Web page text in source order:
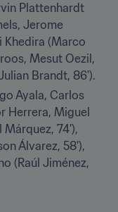
Plattenhardt
Jerome
Khedira (Marco
Mesut Oezil,
Brandt, 86').
Ayala, Carlos
Herrera, Miguel
Márquez, 74'),
Álvarez, 58'),
(Raúl Jiménez,